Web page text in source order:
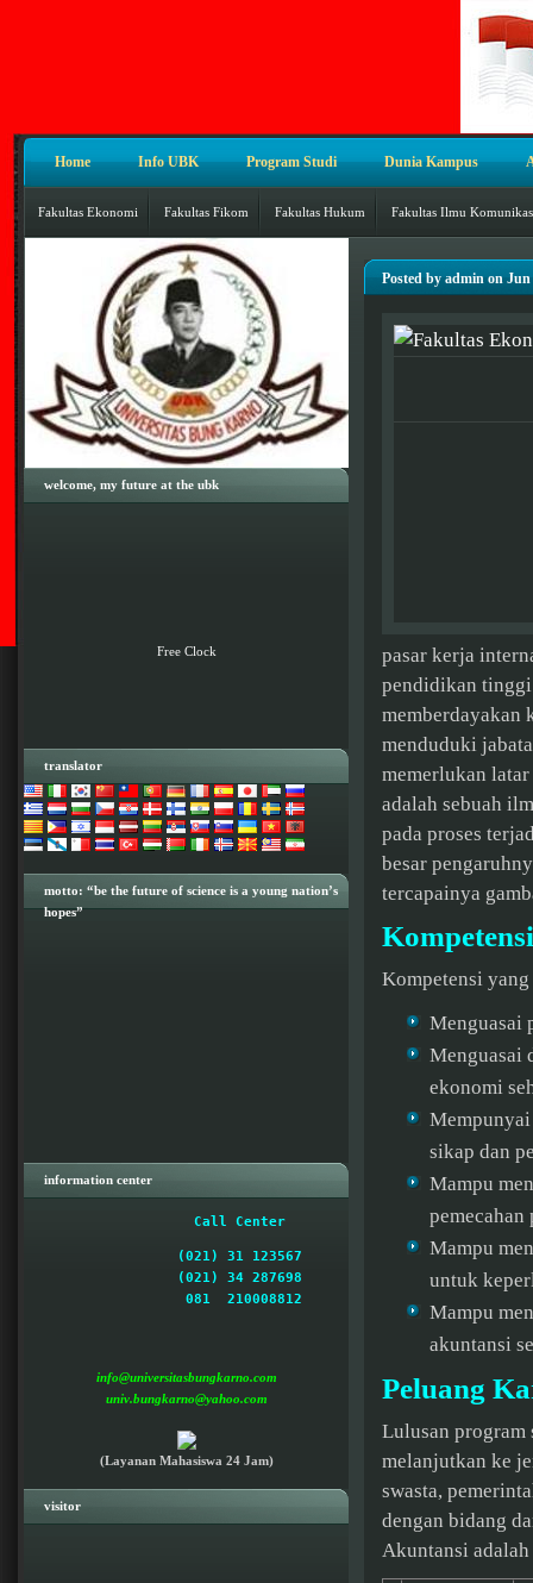
Home Info UBK Program Studi Dunia Kampus
Fakultas Ekonomi Fakultas Fikom Fakultas Hukum Fakultas Ilmu
Posted by admin on Jun
pasar kerja
pendidikan tinggi
memberdayakan
menduduki
memerlukan
adalah sebuah
pada proses
besar
tercapainya
Kompetensi
Menguasai
Menguasai
ekonomi
sikap dan
Mampu
pemecahan
Mampu
untuk
Mampu
akuntansi
Peluang
Lulusan program
melanjutkan ke
swasta,
dengan bidang
Akuntansi adalah
welcome, my future at the ubk
Free Clock
translator
motto: “be the future of science is a young nation’s
hopes”
information center
Call Center
(021) 31 123567
(021) 34 287698
  081  210008812
info@universitasbungkarno.com
univ.bungkarno@yahoo.com
(Layanan Mahasiswa 24 Jam)
visitor